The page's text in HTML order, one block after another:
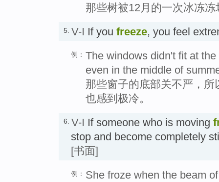
那些树被12月的一次冰冻冻
5. V-I If you freeze, you feel
例： The windows didn't fit at
even in the middle of
那些窗子的底部关不严，
也感到极冷。
6. V-I If someone who is moving
stop and become completely
[书面]
例： She froze when the beam